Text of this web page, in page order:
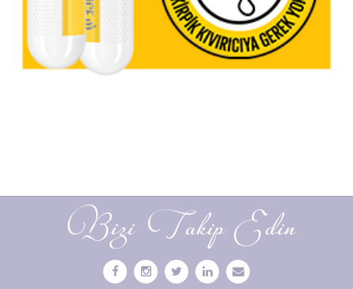
Bizi Takip Edin